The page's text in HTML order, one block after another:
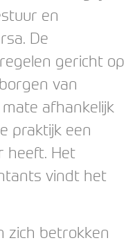
en
De
gericht op
van
afhankelijk
praktijk een
heeft. Het
vindt het
zich betrokken